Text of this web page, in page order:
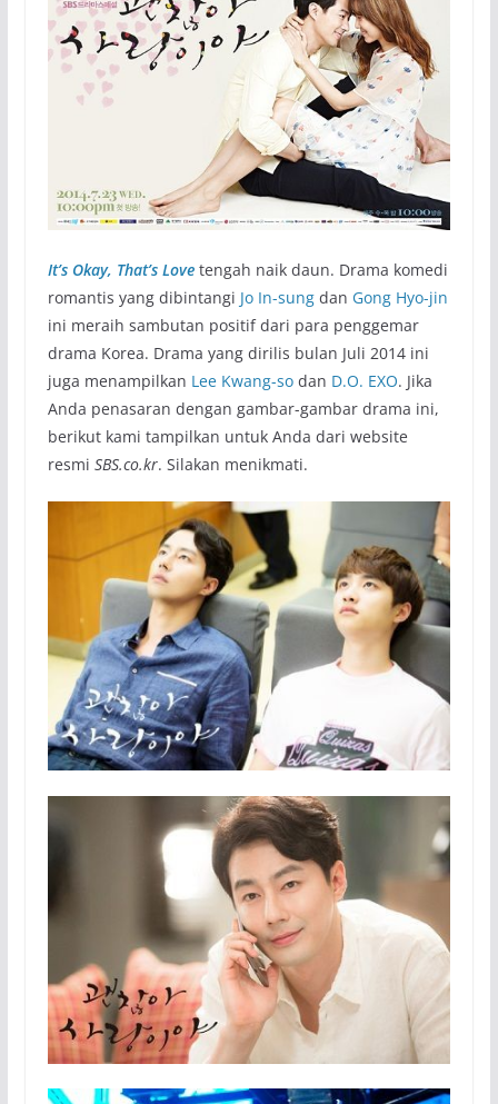
It’s Okay, That’s Lovetengah naik daun. Drama komedi
romantis yang dibintangi Jo In-sungdan Gong Hyo-jin
ini meraih sambutan positif dari para penggemar
drama Korea. Drama yang dirilis bulan Juli 2014 ini
juga menampilkan Lee Kwang-sodan D.O. EXO. Jika
Anda penasaran dengan gambar-gambar drama ini,
berikut kami tampilkan untuk Anda dari website
resmi SBS.co.kr. Silakan menikmati.